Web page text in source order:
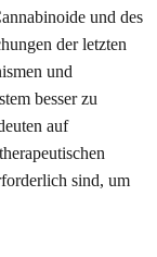
und des
der letzten
und
besser zu
auf
sind, um